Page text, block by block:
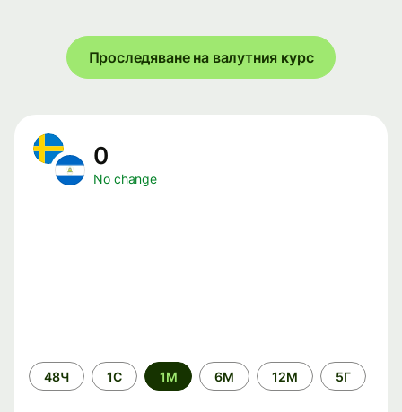
Проследяване на валутния курс
0
No change
Time
period
48Ч 1С 1М 6М 12М 5Г